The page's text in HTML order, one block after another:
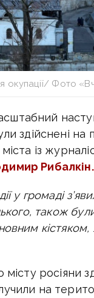
окупації/ Фото
здійснені
із
Рибалкін.
у громаді
також
кістяком,
росіяни
на